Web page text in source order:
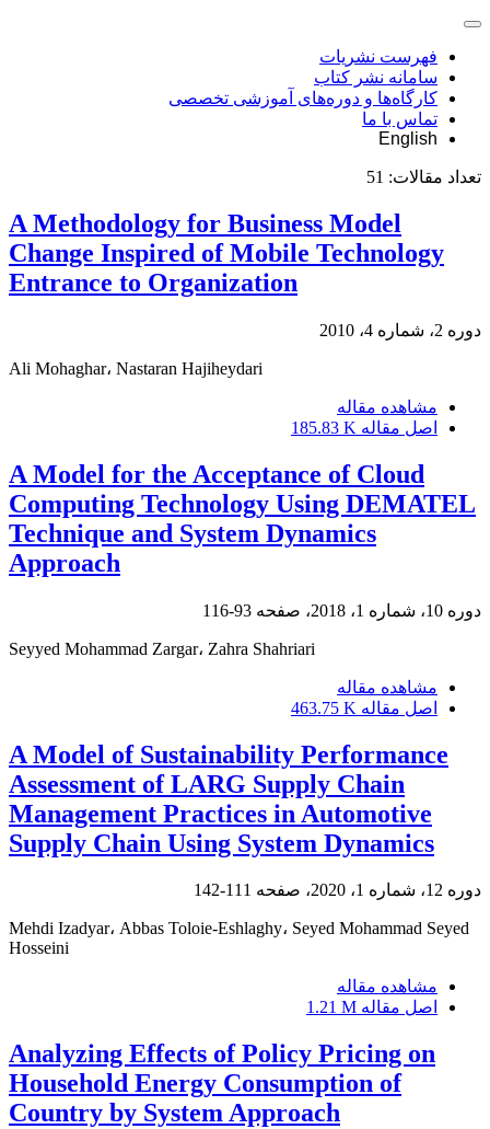
فهرست نشریات
سامانه نشر کتاب
کارگاه‌ها و دوره‌های آموزشی تخصصی
تماس با ما
English
تعداد مقالات: 51
A Methodology for Business Model
Change Inspired of Mobile Technology
Entrance to Organization
دوره 2، شماره 4، 2010
Ali Mohaghar، Nastaran Hajiheydari
مشاهده مقاله
اصل مقاله 185.83 K
A Model for the Acceptance of Cloud
Computing Technology Using DEMATEL
Technique and System Dynamics
Approach
دوره 10، شماره 1، 2018، صفحه 93-116
Seyyed Mohammad Zargar، Zahra Shahriari
مشاهده مقاله
اصل مقاله 463.75 K
A Model of Sustainability Performance
Assessment of LARG Supply Chain
Management Practices in Automotive
Supply Chain Using System Dynamics
دوره 12، شماره 1، 2020، صفحه 111-142
Mehdi Izadyar، Abbas Toloie-Eshlaghy، Seyed Mohammad Seyed
Hosseini
مشاهده مقاله
اصل مقاله 1.21 M
Analyzing Effects of Policy Pricing on
Household Energy Consumption of
Country by System Approach